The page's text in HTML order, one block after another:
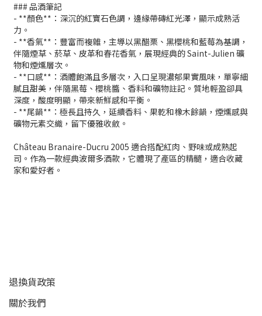
### 品酒筆記
- **顏色**：深沉的紅寶石色調，邊緣帶磚紅光澤，顯示成熟活
力。
- **香氣**：豐富而複雜，主導以黑醋栗、黑櫻桃和藍莓為基調，
伴隨煙草、菸草、皮革和春花香氣，展現經典的 Saint-Julien 礦
物和煙燻層次。
- **口感**：酒體飽滿且多層次，入口呈現濃郁果實風味，單寧細
膩且甜美，伴隨黑莓、櫻桃醬、香料和礦物註記。質地輕盈卻具
深度，酸度明顯，帶來新鮮感和平衡。
- **尾韻**：極長且持久，延續香料、果乾和橡木餘韻，煙燻感與
礦物元素交織，留下優雅收斂。
Château Branaire-Ducru 2005 適合搭配紅肉、野味或成熟起
司。作為一款經典波爾多酒款，它體現了產區的精髓，適合收藏
家和愛好者。
退換貨政策
關於我們